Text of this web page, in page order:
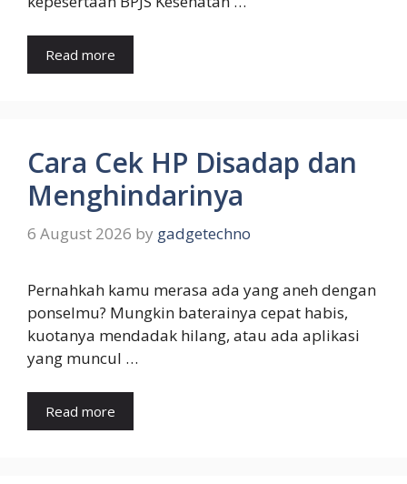
Read more
Cara Cek HP Disadap dan
Menghindarinya
6 August 2026 by gadgetechno
Pernahkah kamu merasa ada yang aneh dengan
ponselmu? Mungkin baterainya cepat habis,
kuotanya mendadak hilang, atau ada aplikasi
yang muncul …
Read more